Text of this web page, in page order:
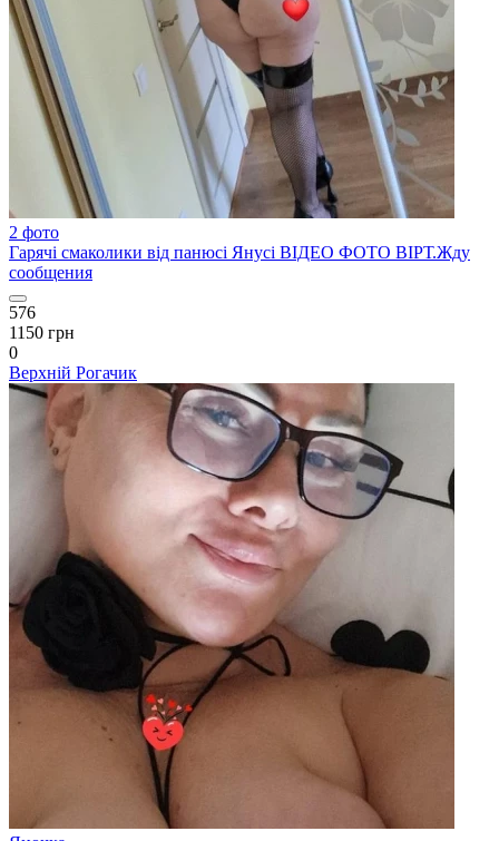
2 фото
Гарячі смаколики від панюсі Янусі ВІДЕО ФОТО ВІРТ.Жду
сообщения
576
1150 грн
0
Верхній Рогачик